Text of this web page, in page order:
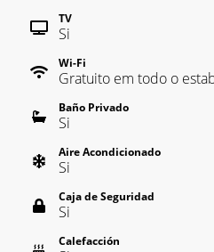
TV
Si
Wi-Fi
Gratuito em todo o
Baño Privado
Si
Aire Acondicionado
Si
Caja de Seguridad
Si
Calefacción